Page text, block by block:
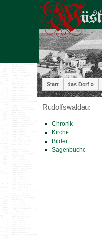
Start das Dorf »
Rudolfswaldau:
Chronik
Kirche
Bilder
Sagenbuche